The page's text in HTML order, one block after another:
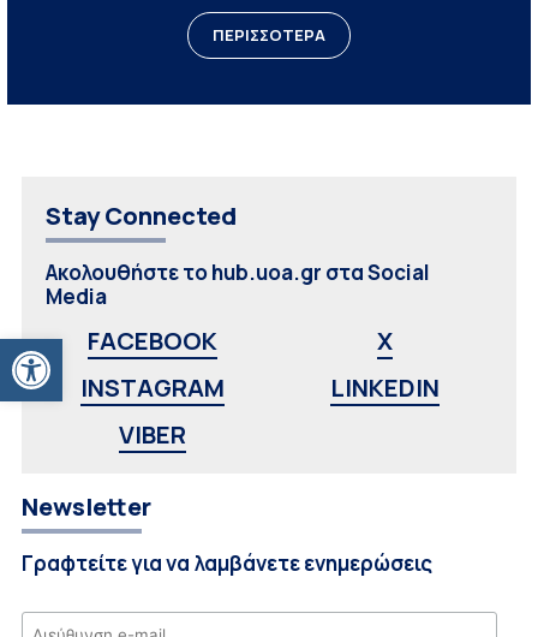
Ανοίξτε τη γραμμή εργαλείων
ΠΕΡΙΣΣΟΤΕΡΑ
Stay Connected
Ακολουθήστε το hub.uoa.gr στα Social
Media
FACEBOOK
X
INSTAGRAM
LINKEDIN
VIBER
Newsletter
Γραφτείτε για να λαμβάνετε ενημερώσεις